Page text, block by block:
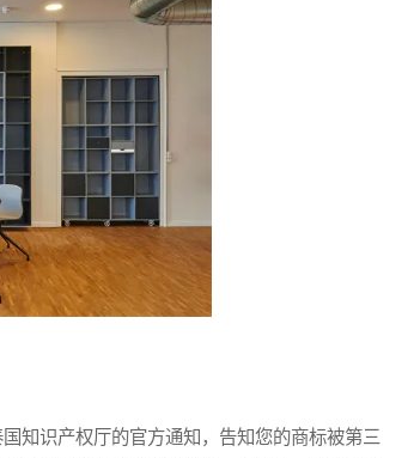
识产权厅的官方通知，告知您的商标被第三